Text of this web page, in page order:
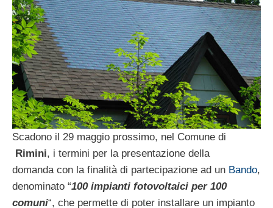
Scadono il 29 maggio prossimo, nel Comune di
Rimini, i termini per la presentazione della
domanda con la finalità di partecipazione ad un Bando,
denominato “100 impianti fotovoltaici per 100
comuni“, che permette di poter installare un impianto